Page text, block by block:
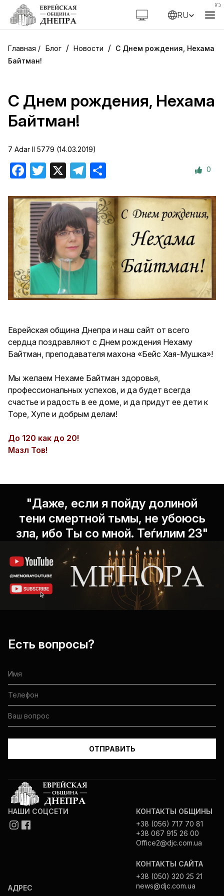
RU
Блог / Новости / С Днем рождения, Нехама
Байтман!
С Днем рождения, Нехама
Байтман!
7 Adar II 5779 (14.03.2019)
Facebook
Twitter Telegram 0
Еврейская община Днепра и наш сайт от всего
сердца поздравляют с Днем рождения Нехаму
Байтман, преподавателя махона «Бейс Хая-Мушка»!
Мы желаем Нехаме Байтман здоровья,
профессиональных успехов, и да будет всегда
счастье и радость в ее доме, и да придут ее дети к
Торе, Хупе и добрым делам!
До 120 как до 20!
Мазл Тов!
"Даже, если я пойду долиной
тени смертной тьмы, не убоюсь
зла, ибо Ты со мной. Теѓилим 23"
Есть вопросы?
НАШИ СОЦСЕТИ
АДРЕС
КОНТАКТЫ ОБЩИНЫ
+38 (056) 717 70 81
+38 067 915 26 00
Office2@djc.com.ua
КОНТАКТЫ САЙТА
+38 (050) 320 25 21
news@djc.com.ua